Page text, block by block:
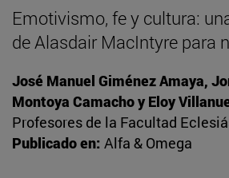
Emotivismo, fe y cultura:
de Alasdair MacIntyre para
José Manuel Giménez Amaya,
Montoya Camacho y Eloy
Profesores de la Facultad
Publicado en: Alfa & Omega